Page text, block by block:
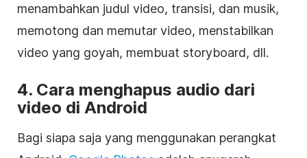
menambahkan judul video, transisi, dan musik,
memotong dan memutar video, menstabilkan
video yang goyah, membuat storyboard, dll.
4. Cara menghapus audio dari
video di Android
Bagi siapa saja yang menggunakan perangkat